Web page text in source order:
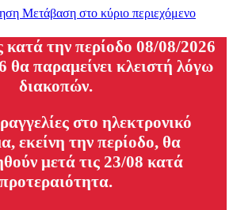
Μετάβαση στο κύριο περιεχόμενο
κατά την περίοδο 08/08/2026
θα παραμείνει κλειστή λόγω
διακοπών.
στο ηλεκτρονικό
εκείνη την περίοδο, θα
μετά τις 23/08 κατά
προτεραιότητα.